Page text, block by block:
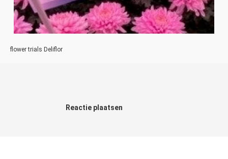
flower trials Deliflor
Reactie plaatsen